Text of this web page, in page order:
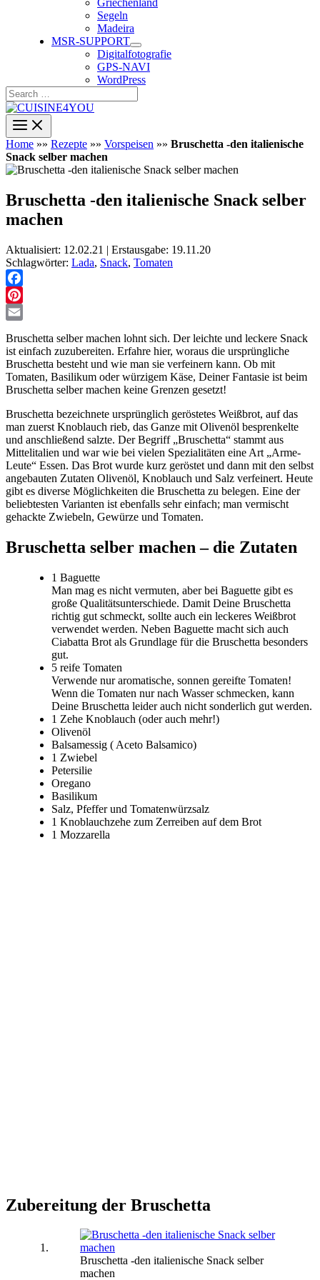
Griechenland
Segeln
Madeira
MSR-SUPPORT
Digitalfotografie
GPS-NAVI
WordPress
Search
…
Home »» Rezepte »» Vorspeisen »» Bruschetta -den italienische
Snack selber machen
Bruschetta -den italienische Snack selber
machen
Aktualisiert: 12.02.21 | Erstausgabe: 19.11.20
Schlagwörter: Lada, Snack, Tomaten
Facebook
Pinterest
Bruschetta selber machen lohnt sich. Der leichte und leckere Snack
ist einfach zuzubereiten. Erfahre hier, woraus die ursprüngliche
Bruschetta besteht und wie man sie verfeinern kann. Ob mit
Tomaten, Basilikum oder würzigem Käse, Deiner Fantasie ist beim
Bruschetta selber machen keine Grenzen gesetzt!
Bruschetta bezeichnete ursprünglich geröstetes Weißbrot, auf das
man zuerst Knoblauch rieb, das Ganze mit Olivenöl besprenkelte
und anschließend salzte. Der Begriff „Bruschetta“ stammt aus
Mittelitalien und war wie bei vielen Spezialitäten eine Art „Arme-
Leute“ Essen. Das Brot wurde kurz geröstet und dann mit den selbst
angebauten Zutaten Olivenöl, Knoblauch und Salz verfeinert. Heute
gibt es diverse Möglichkeiten die Bruschetta zu belegen. Eine der
beliebtesten Varianten ist ebenfalls sehr einfach; man vermischt
gehackte Zwiebeln, Gewürze und Tomaten.
Bruschetta selber machen – die Zutaten
1 Baguette
Man mag es nicht vermuten, aber bei Baguette gibt es
große Qualitätsunterschiede. Damit Deine Bruschetta
richtig gut schmeckt, sollte auch ein leckeres Weißbrot
verwendet werden. Neben Baguette macht sich auch
Ciabatta Brot als Grundlage für die Bruschetta besonders
gut.
5 reife Tomaten
Verwende nur aromatische, sonnen gereifte Tomaten!
Wenn die Tomaten nur nach Wasser schmecken, kann
Deine Bruschetta leider auch nicht sonderlich gut werden.
1 Zehe Knoblauch (oder auch mehr!)
Olivenöl
Balsamessig ( Aceto Balsamico)
1 Zwiebel
Petersilie
Oregano
Basilikum
Salz, Pfeffer und Tomatenwürzsalz
1 Knoblauchzehe zum Zerreiben auf dem Brot
1 Mozzarella
Zubereitung der Bruschetta
Bruschetta -den italienische Snack selber
machen